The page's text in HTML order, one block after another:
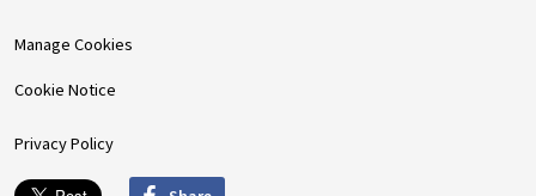
Manage Cookies
Cookie Notice
Privacy Policy